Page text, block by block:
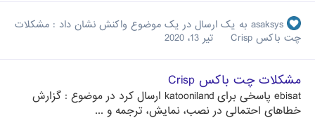
asaksys به یک ارسال در یک موضوع واکنش نشان داد : مشکلات
چت باکس Crisp
تیر 13، 2020
مشکلات چت باکس Crisp
ebisat پاسخی برای katooniland ارسال کرد در موضوع : گزارش
خطاهای احتمالی در نصب، نمایش، ترجمه و ...